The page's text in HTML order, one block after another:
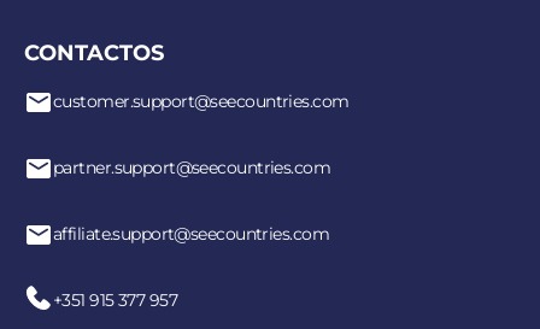
CONTACTOS
customer.support@seecountries.com
partner.support@seecountries.com
affiliate.support@seecountries.com
+351 915 377 957